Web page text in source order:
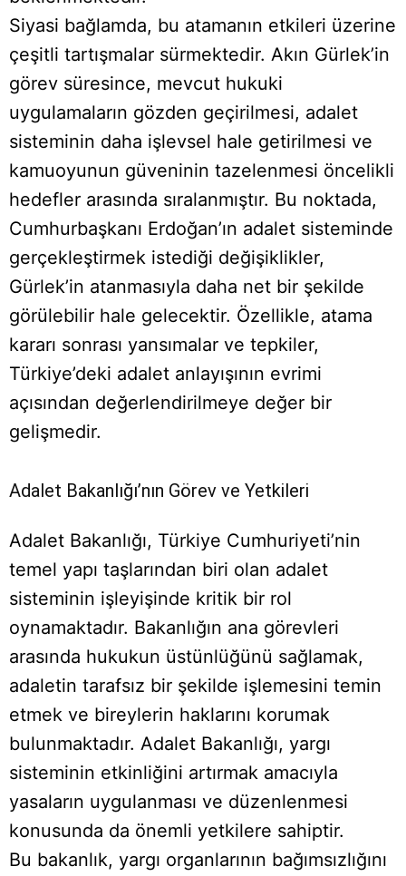
Siyasi bağlamda, bu atamanın etkileri üzerine
çeşitli tartışmalar sürmektedir. Akın Gürlek’in
görev süresince, mevcut hukuki
uygulamaların gözden geçirilmesi, adalet
sisteminin daha işlevsel hale getirilmesi ve
kamuoyunun güveninin tazelenmesi öncelikli
hedefler arasında sıralanmıştır. Bu noktada,
Cumhurbaşkanı Erdoğan’ın adalet sisteminde
gerçekleştirmek istediği değişiklikler,
Gürlek’in atanmasıyla daha net bir şekilde
görülebilir hale gelecektir. Özellikle, atama
kararı sonrası yansımalar ve tepkiler,
Türkiye’deki adalet anlayışının evrimi
açısından değerlendirilmeye değer bir
gelişmedir.
Adalet Bakanlığı’nın Görev ve Yetkileri
Adalet Bakanlığı, Türkiye Cumhuriyeti’nin
temel yapı taşlarından biri olan adalet
sisteminin işleyişinde kritik bir rol
oynamaktadır. Bakanlığın ana görevleri
arasında hukukun üstünlüğünü sağlamak,
adaletin tarafsız bir şekilde işlemesini temin
etmek ve bireylerin haklarını korumak
bulunmaktadır. Adalet Bakanlığı, yargı
sisteminin etkinliğini artırmak amacıyla
yasaların uygulanması ve düzenlenmesi
konusunda da önemli yetkilere sahiptir.
Bu bakanlık, yargı organlarının bağımsızlığını